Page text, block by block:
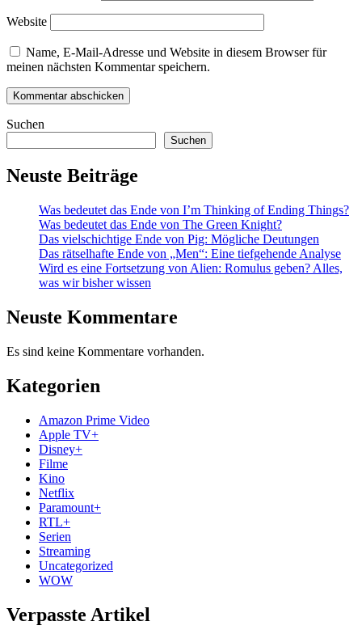
Website
Name, E-Mail-Adresse und Website in diesem Browser für
meinen nächsten Kommentar speichern.
Suchen
Suchen
Neuste Beiträge
Was bedeutet das Ende von I’m Thinking of Ending Things?
Was bedeutet das Ende von The Green Knight?
Das vielschichtige Ende von Pig: Mögliche Deutungen
Das rätselhafte Ende von „Men“: Eine tiefgehende Analyse
Wird es eine Fortsetzung von Alien: Romulus geben? Alles,
was wir bisher wissen
Neuste Kommentare
Es sind keine Kommentare vorhanden.
Kategorien
Amazon Prime Video
Apple TV+
Disney+
Filme
Kino
Netflix
Paramount+
RTL+
Serien
Streaming
Uncategorized
WOW
Verpasste Artikel